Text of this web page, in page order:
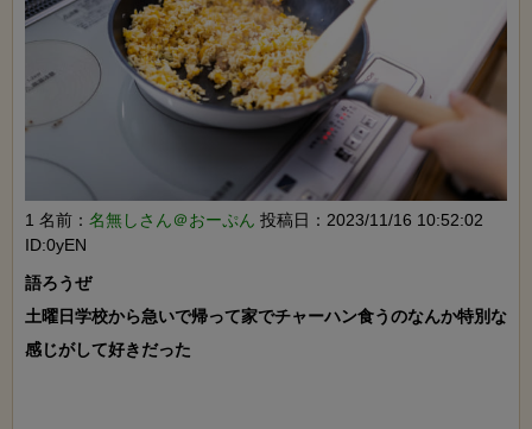
1 名前： 名無しさん＠おーぷん 投稿日：2023/11/16 10:52:02
ID:0yEN
語ろうぜ
土曜日学校から急いで帰って家でチャーハン食うのなんか特別な
感じがして好きだった